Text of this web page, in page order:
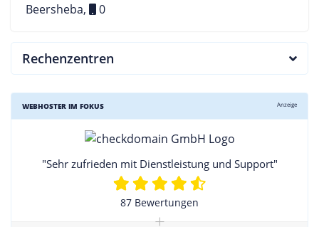
Beersheba,
0
Rechenzentren
WEBHOSTER IM FOKUS Anzeige
"Sehr zufrieden mit Dienstleistung und Support"
87 Bewertungen
+